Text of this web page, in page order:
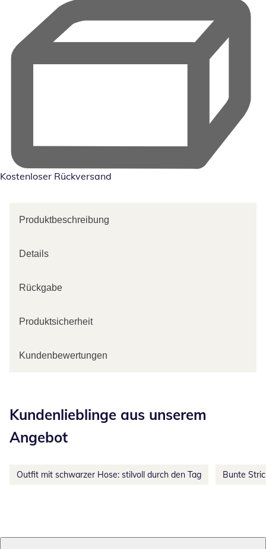
Kostenloser Rückversand
Produktbeschreibung
Details
Rückgabe
Produktsicherheit
Kundenbewertungen
Kundenlieblinge aus unserem
Angebot
Outfit mit schwarzer Hose: stilvoll durch den Tag Bunte